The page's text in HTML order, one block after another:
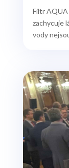
Filtr
zachycuje
vody